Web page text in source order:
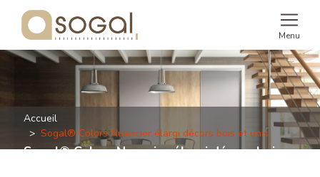
Menu
Accueil
Sogal® Colors Nuancier élargi décors bois et unis
Sogal® Colors Nuancier élargi décors bois